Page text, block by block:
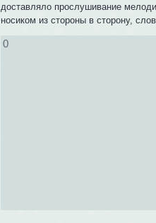
доставляло прослушивание
носиком из стороны в сторону,
0